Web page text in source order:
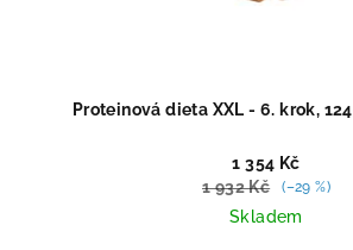
Proteinová dieta XXL - 6. krok,
1 354 Kč
1 932 Kč
(–29 %)
Skladem